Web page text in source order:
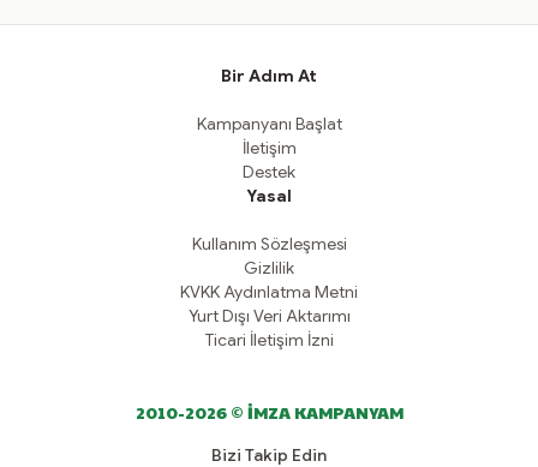
Bir Adım At
Kampanyanı Başlat
İletişim
Destek
Yasal
Kullanım Sözleşmesi
Gizlilik
KVKK Aydınlatma Metni
Yurt Dışı Veri Aktarımı
Ticari İletişim İzni
2010-2026 © İMZA KAMPANYAM
Bizi Takip Edin